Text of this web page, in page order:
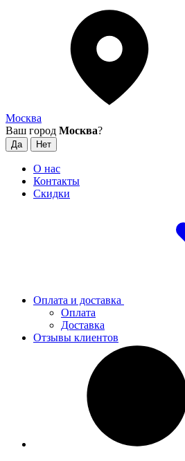
Москва
Ваш город Москва?
О нас
Контакты
Скидки
Оплата и доставка
Оплата
Доставка
Отзывы клиентов